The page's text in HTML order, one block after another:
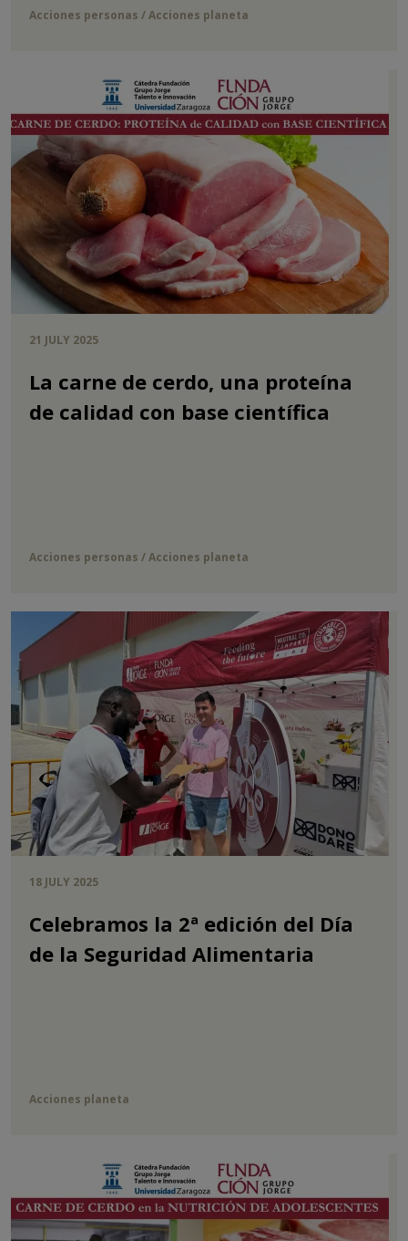
Acciones personas / Acciones planeta
21 JULY 2025
La carne de cerdo, una proteína
de calidad con base científica
Acciones personas / Acciones planeta
18 JULY 2025
Celebramos la 2ª edición del Día
de la Seguridad Alimentaria
Acciones planeta